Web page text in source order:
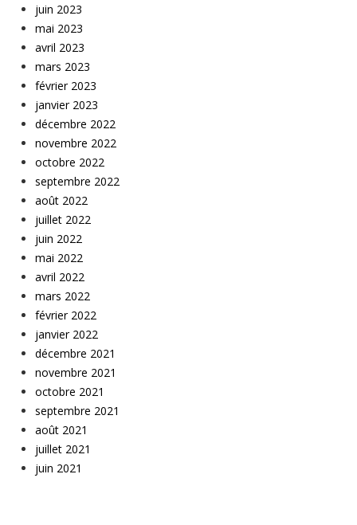
juin 2023
mai 2023
avril 2023
mars 2023
février 2023
janvier 2023
décembre 2022
novembre 2022
octobre 2022
septembre 2022
août 2022
juillet 2022
juin 2022
mai 2022
avril 2022
mars 2022
février 2022
janvier 2022
décembre 2021
novembre 2021
octobre 2021
septembre 2021
août 2021
juillet 2021
juin 2021